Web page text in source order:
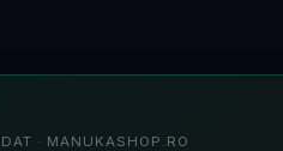
· MANUKASHOP.RO